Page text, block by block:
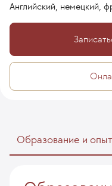
Английский, немецкий,
Образование и опыт